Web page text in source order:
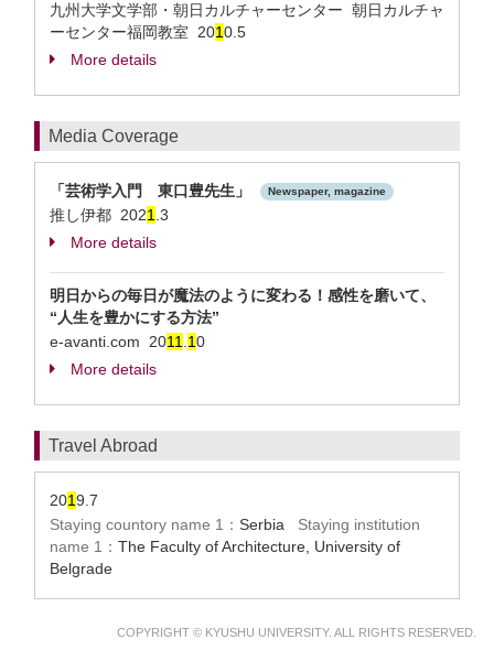
九州大学文学部・朝日カルチャーセンター 朝日カルチャ
ーセンター福岡教室 2010.5
More details
Media Coverage
「芸術学入門 東口豊先生」 Newspaper, magazine
推し伊都 2021 .3
More details
明日からの毎日が魔法のように変わる！感性を磨いて、
“人生を豊かにする方法”
e-avanti.com 2011 10
More details
Travel Abroad
2019.7
Staying countory name 1： Serbia Staying institution
name 1： The Faculty of Architecture, University of
Belgrade
COPYRIGHT © KYUSHU UNIVERSITY. ALL RIGHTS RESERVED.